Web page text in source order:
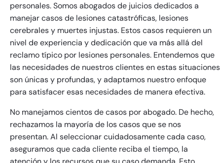
personales. Somos abogados de juicios dedicados a
manejar casos de lesiones catastróficas, lesiones
cerebrales y muertes injustas. Estos casos requieren un
nivel de experiencia y dedicación que va más allá del
reclamo típico por lesiones personales. Entendemos que
las necesidades de nuestros clientes en estas situaciones
son únicas y profundas, y adaptamos nuestro enfoque
para satisfacer esas necesidades de manera efectiva.
No manejamos cientos de casos por abogado. De hecho,
rechazamos la mayoría de los casos que se nos
presentan. Al seleccionar cuidadosamente cada caso,
aseguramos que cada cliente reciba el tiempo, la
Farmington - Hours
Answering Service
Enfield - Hours
Answering Service